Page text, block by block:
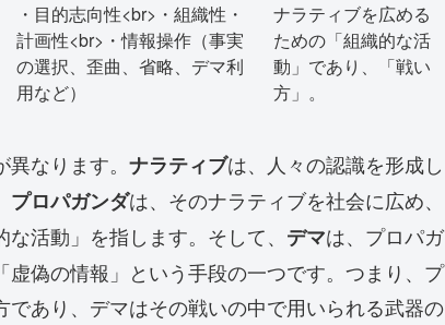
・目的志向性<br>・組織性・
計画性<br>・情報操作（事実
の選択、歪曲、省略、デマ利
用など）
ナラティブを広める
ための「組織的な活
動」であり、「戦い
方」。
なります。 ナラティブは、人々の認識を形成し
プロパガンダは、そのナラティブを社会に広め、
活動」を指します。そして、 デマは、プロパガ
偽の情報」という手段の一つです。つまり、プ
あり、デマはその戦いの中で用いられる武器の